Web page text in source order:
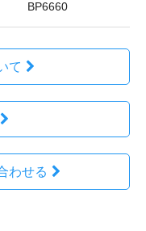
BP6660
て
わせる